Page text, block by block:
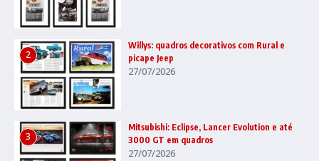
2
Willys: quadros decorativos com Rural e
picape Jeep
27/07/2026
3
Mitsubishi: Eclipse, Lancer Evolution e até
3000 GT em quadros
27/07/2026